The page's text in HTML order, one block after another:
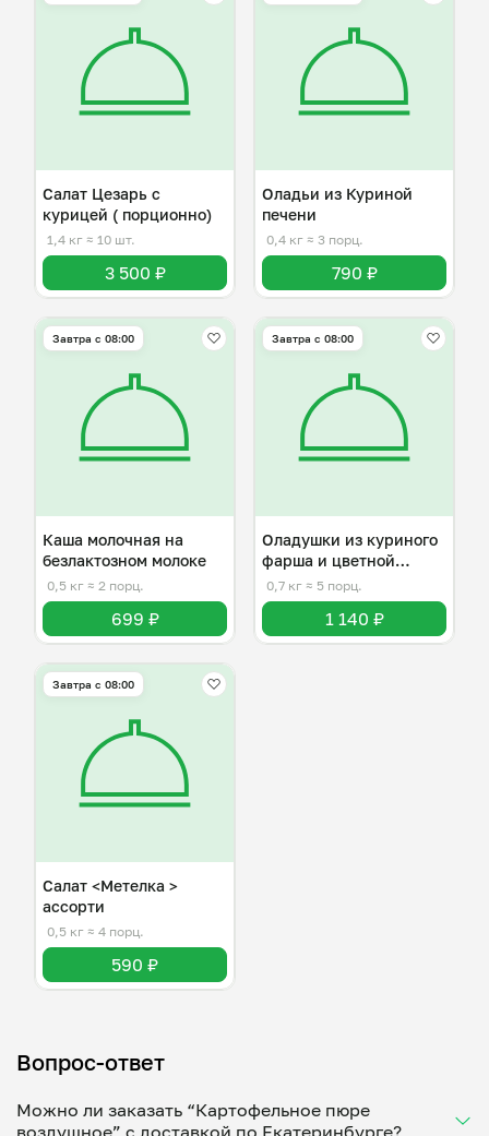
Салат Цезарь с
курицей ( порционно)
1,4 кг ≈ 10 шт.
3 500 ₽
Оладьи из Куриной
печени
0,4 кг ≈ 3 порц.
790 ₽
Завтра c 08:00
Каша молочная на
безлактозном молоке
0,5 кг ≈ 2 порц.
699 ₽
Завтра c 08:00
Оладушки из куриного
фарша и цветной
капусты
0,7 кг ≈ 5 порц.
1 140 ₽
Завтра c 08:00
Салат <Метелка >
ассорти
0,5 кг ≈ 4 порц.
590 ₽
Вопрос-ответ
Можно ли заказать “Картофельное пюре
воздушное” с доставкой по Екатеринбурге?